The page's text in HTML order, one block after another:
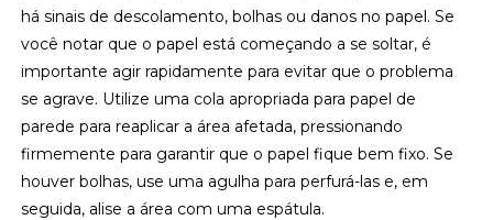
há sinais de descolamento, bolhas ou danos no papel. Se
você notar que o papel está começando a se soltar, é
importante agir rapidamente para evitar que o problema
se agrave. Utilize uma cola apropriada para papel de
parede para reaplicar a área afetada, pressionando
firmemente para garantir que o papel fique bem fixo. Se
houver bolhas, use uma agulha para perfurá-las e, em
seguida, alise a área com uma espátula.